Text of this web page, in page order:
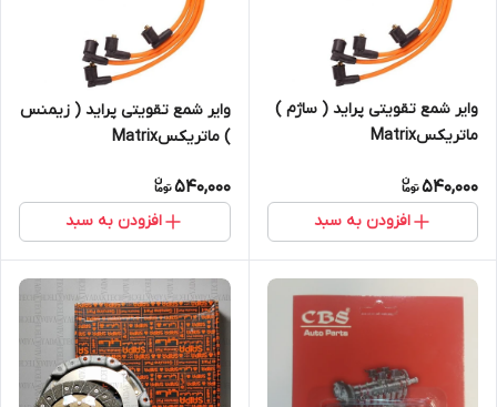
وایر شمع تقویتی پراید ( ساژم )
ماتریکسMatrix
540,000
افزودن به سبد
وایر شمع تقویتی پراید ( زیمنس
) ماتریکسMatrix
540,000
افزودن به سبد